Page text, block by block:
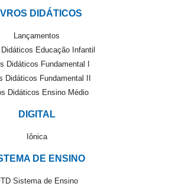
DIDÁTICOS
Lançamentos
Educação Infantil
Didáticos Fundamental I
Didáticos Fundamental II
Didáticos Ensino Médio
DIGITAL
Iônica
DE ENSINO
Sistema de Ensino